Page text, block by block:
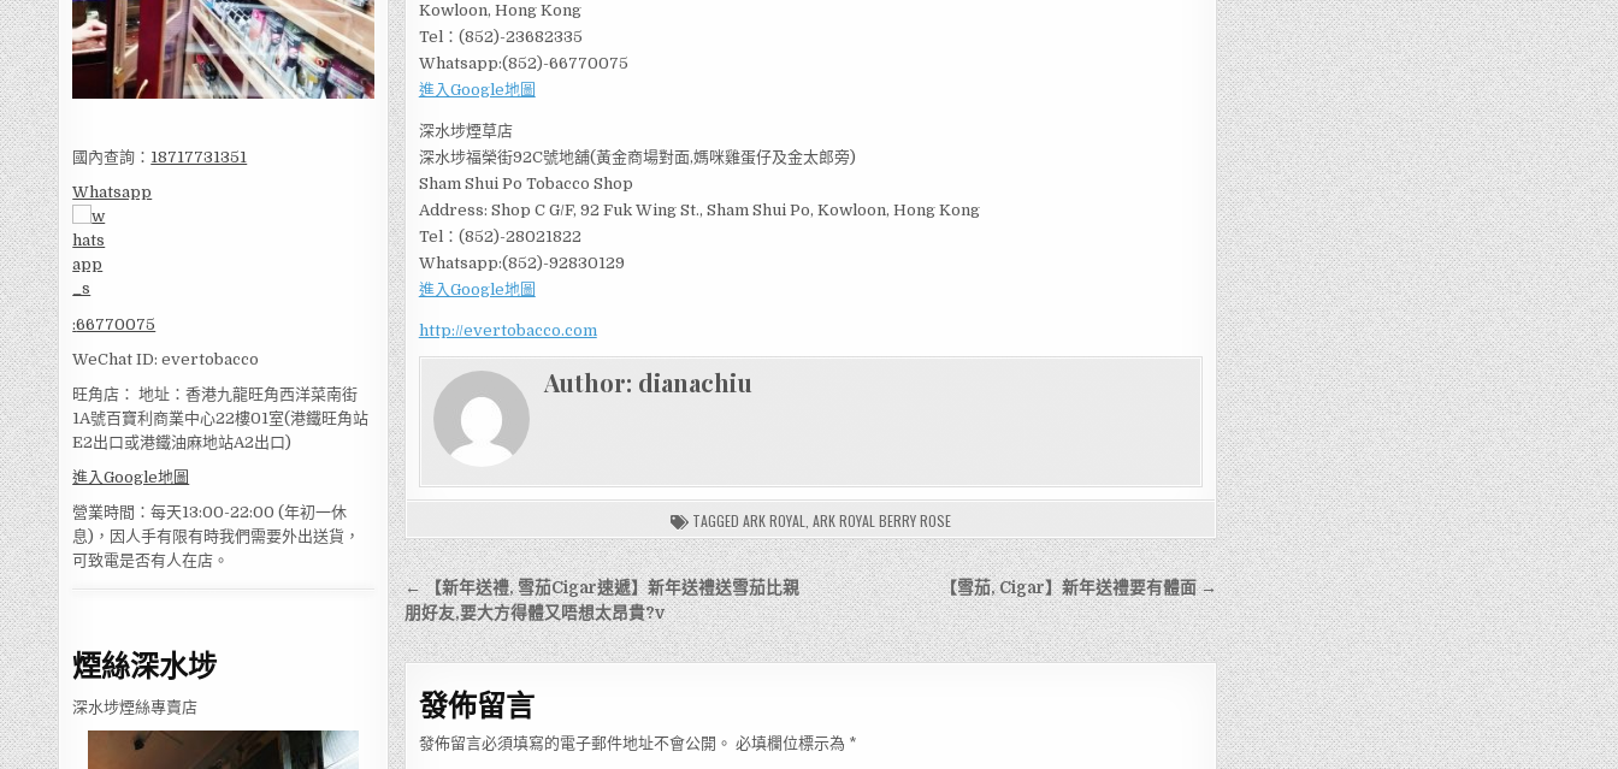
國內查詢： 18717731351
Whatsapp
:66770075
WeChat ID: evertobacco
旺角店： 地址：香港九龍旺角西洋菜南街
1A號百寶利商業中心22樓01室(港鐵旺角站
E2出口或港鐵油麻地站A2出口)
進入Google地圖
營業時間：每天13:00-22:00 (年初一休
息)，因人手有限有時我們需要外出送貨，
可致電是否有人在店。
煙絲深水埗
深水埗煙絲專賣店
Kowloon, Hong Kong
Tel：(852)-23682335
Whatsapp:(852)-66770075
進入Google地圖
深水埗煙草店
深水埗福榮街92C號地舖(黃金商場對面,媽咪雞蛋仔及金太郎旁)
Sham Shui Po Tobacco Shop
Address: Shop C G/F, 92 Fuk Wing St., Sham Shui Po, Kowloon, Hong Kong
Tel：(852)-28021822
Whatsapp:(852)-92830129
進入Google地圖
http://evertobacco.com
Author: dianachiu
TAGGED ARK ROYAL ARK ROYAL BERRY ROSE
文
章
導
覽
【雪茄, Cigar】新年送禮要有體面 →
← 【新年送禮, 雪茄Cigar速遞】新年送禮送雪茄比親
朋好友,要大方得體又唔想太昂貴?v
發佈留言
發佈留言必須填寫的電子郵件地址不會公開。 必填欄位標示為 *